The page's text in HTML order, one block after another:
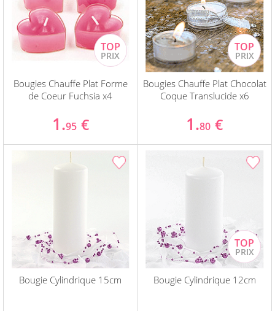
Bougies Chauffe Plat Forme
de Coeur Fuchsia x4
1.95 €
Bougies Chauffe Plat Chocolat
Coque Translucide x6
1.80 €
Bougie Cylindrique 15cm Bougie Cylindrique 12cm